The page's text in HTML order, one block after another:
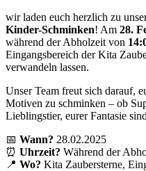
wir laden euch herzlich zu
Kinder-Schminken! Am 28.
während der Abholzeit von
Eingangsbereich der Kita
verwandeln lassen.
Unser Team freut sich darauf,
Motiven zu schminken – ob
Lieblingstier, eurer Fantasie
📅 Wann? 28.02.2025
⏰ Uhrzeit? Während der
📍 Wo? Kita Zaubersterne,